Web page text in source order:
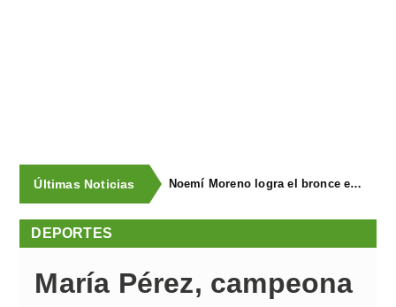
Últimas Noticias Noemí Moreno logra el bronce en el XXX Biatlón Ciudad de Gijón
DEPORTES
María Pérez, campeona